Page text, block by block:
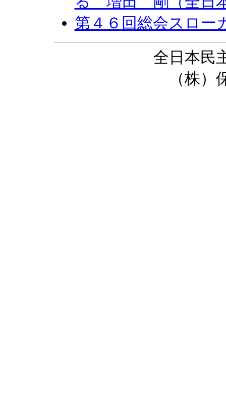
第４６回総会スロー
全日本民
（株）